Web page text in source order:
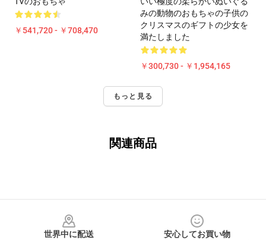
￥541,720 - ￥708,470
みの動物のおもちゃの子供の
クリスマスのギフトの少女を
満たしました
￥300,730 - ￥1,954,165
もっと見る
関連商品
世界中に配送
安心してお買い物